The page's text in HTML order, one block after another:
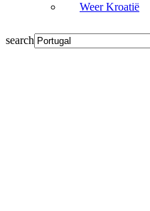
Weer Kroatië
search